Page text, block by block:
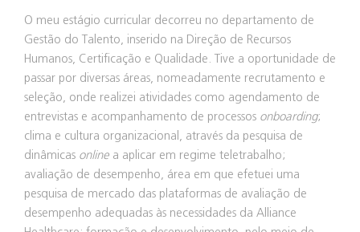
O meu estágio curricular decorreu no departamento de
Gestão do Talento, inserido na Direção de Recursos
Humanos, Certificação e Qualidade. Tive a oportunidade de
passar por diversas áreas, nomeadamente recrutamento e
seleção, onde realizei atividades como agendamento de
entrevistas e acompanhamento de processos onboarding;
clima e cultura organizacional, através da pesquisa de
dinâmicas online a aplicar em regime teletrabalho;
avaliação de desempenho, área em que efetuei uma
pesquisa de mercado das plataformas de avaliação de
desempenho adequadas às necessidades da Alliance